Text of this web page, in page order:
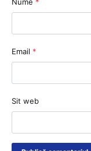
Email *
Sit web